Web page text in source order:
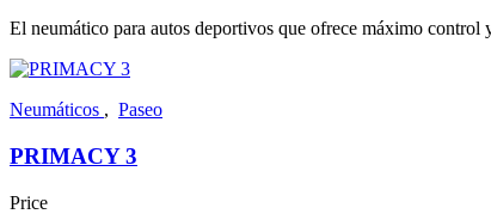
El neumático para autos deportivos que ofrece máximo control
Neumáticos , Paseo
PRIMACY 3
Price